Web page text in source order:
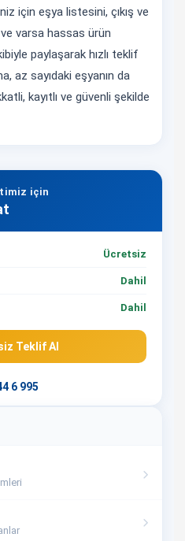
için eşya listesini, çıkış ve
varsa hassas ürün
paylaşarak hızlı teklif
az sayıdaki eşyanın da
kayıtlı ve güvenli şekilde
için
Ücretsiz
Dahil
Dahil
Teklif Al
6 995